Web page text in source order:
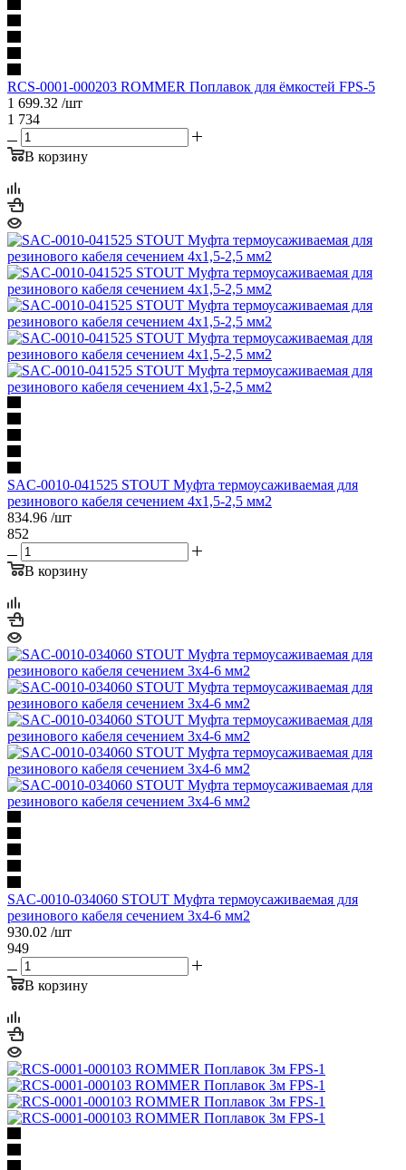
RCS-0001-000203 ROMMER Поплавок для ёмкостей FPS-5
1 699.32 /шт
1 734
В корзину
SAC-0010-041525 STOUT Муфта термоусаживаемая для
резинового кабеля сечением 4х1,5-2,5 мм2
834.96 /шт
852
В корзину
SAC-0010-034060 STOUT Муфта термоусаживаемая для
резинового кабеля сечением 3х4-6 мм2
930.02 /шт
949
В корзину